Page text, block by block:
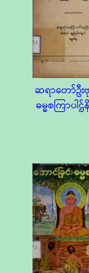
ဆရာတော်ဦး
ဓမ္မစကြာပါ